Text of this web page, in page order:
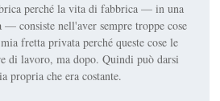
perché la vita di fabbrica — in una
consiste nell'aver sempre troppe cose
fretta privata perché queste cose le
di lavoro, ma dopo. Quindi può darsi
propria che era costante.